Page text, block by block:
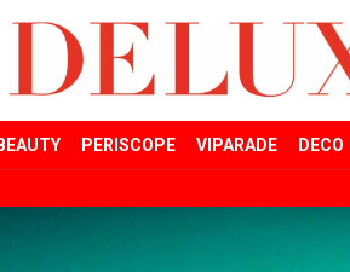
BEAUTY PERISCOPE VIPARADE DECO